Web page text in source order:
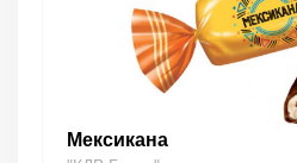
Мексикана